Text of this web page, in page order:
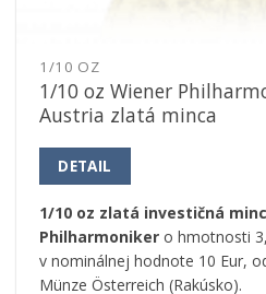
1/10 OZ
1/10 oz Wiener
Austria zlatá minca
DETAIL
1/10 oz zlatá investičná
Philharmonikero hmotnosti
v nominálnej hodnote 10 Eur,
Münze Österreich (Rakúsko).